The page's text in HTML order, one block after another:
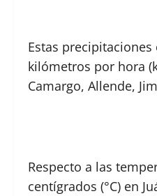
Estas
kilómetros por hora
Camargo, Allende,
Respecto a las
centígrados (°C) en